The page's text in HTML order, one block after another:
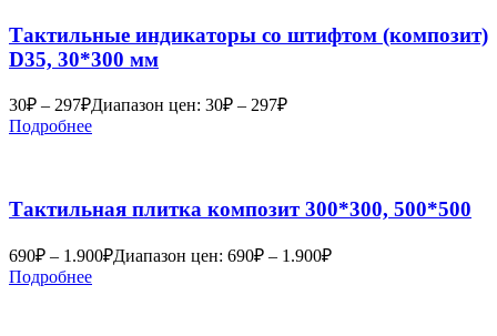
Тактильные индикаторы со штифтом (композит)
D35, 30*300 мм
30₽ – 297₽Диапазон цен: 30₽ – 297₽
Подробнее
Тактильная плитка композит 300*300, 500*500
690₽ – 1.900₽Диапазон цен: 690₽ – 1.900₽
Подробнее